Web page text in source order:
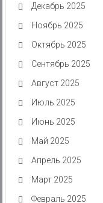
Декабрь 2025
Ноябрь 2025
Октябрь 2025
Сентябрь 2025
Август 2025
Июль 2025
Июнь 2025
Май 2025
Апрель 2025
Март 2025
Февраль 2025